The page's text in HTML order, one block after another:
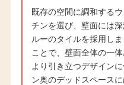
既存の空間に調和する
チンを選び、壁面には
ルーのタイルを採用し
ことで、壁面全体の一
より引き立つデザイン
ン奥のデッドスペース